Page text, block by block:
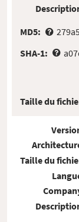
MD5:
SHA-1:
Taille du
Taille du